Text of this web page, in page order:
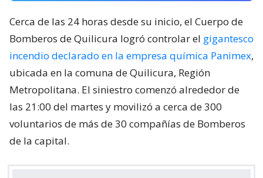
Cerca de las 24 horas desde su inicio, el Cuerpo de
Bomberos de Quilicura logró controlar el gigantesco
incendio declarado en la empresa química Panimex,
ubicada en la comuna de Quilicura, Región
Metropolitana. El siniestro comenzó alrededor de
las 21:00 del martes y movilizó a cerca de 300
voluntarios de más de 30 compañías de Bomberos
de la capital.